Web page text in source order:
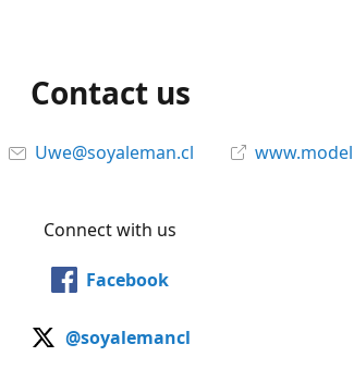
Contact us
Uwe@soyaleman.cl
Connect with us
Facebook
@soyalemancl